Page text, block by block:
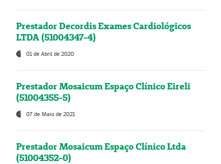
Prestador Decordis Exames Cardiológicos
LTDA (51004347-4)
01 de Abril de 2020
Prestador Mosaicum Espaço Clínico Eireli
(51004355-5)
07 de Maio de 2021
Prestador Mosaicum Espaço Clínico Ltda
(51004352-0)